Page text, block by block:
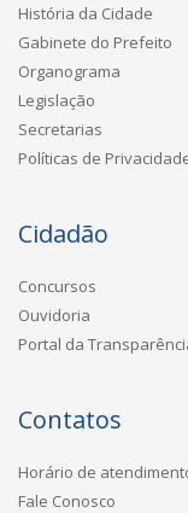
História da Cidade
Gabinete do Prefeito
Organograma
Legislação
Secretarias
Políticas de
Cidadão
Concursos
Ouvidoria
Portal da
Contatos
Horário de
Fale Conosco